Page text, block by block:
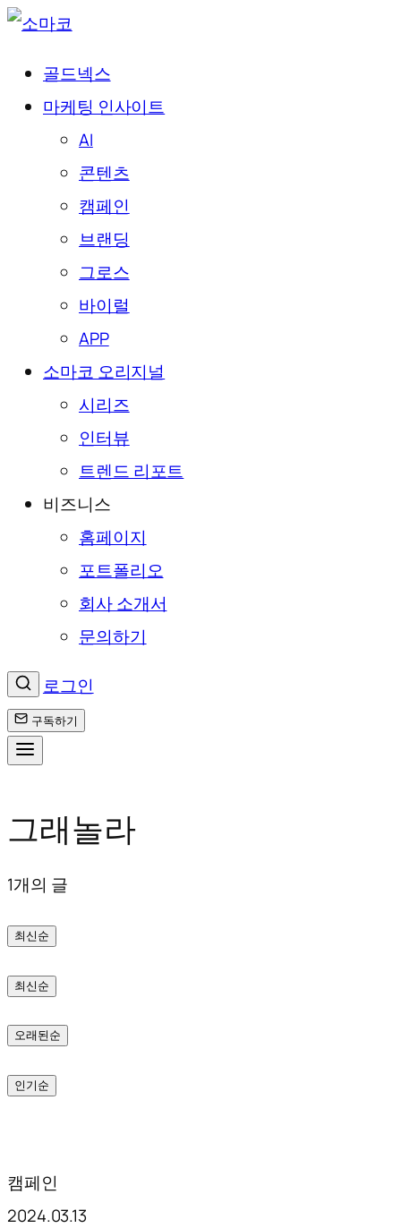
골드넥스
마케팅 인사이트
AI
콘텐츠
캠페인
브랜딩
그로스
바이럴
APP
소마코 오리지널
시리즈
인터뷰
트렌드 리포트
비즈니스
홈페이지
포트폴리오
회사 소개서
문의하기
로그인
구독하기
텐
로
로
가
그래놀라
1개의 글
최신순
최신순
오래된순
인기순
캠페인
2024.03.13